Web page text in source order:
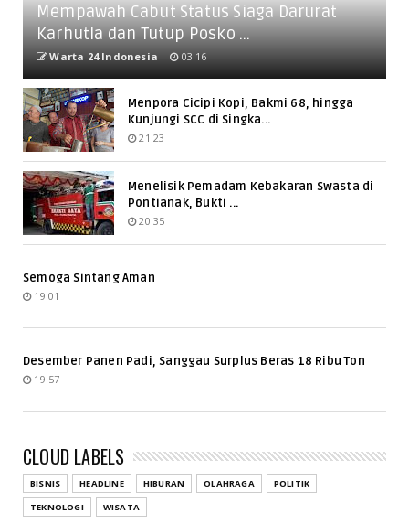
Mempawah Cabut Status Siaga Darurat
Karhutla dan Tutup Posko ...
Warta 24 Indonesia 03.16
Menpora Cicipi Kopi, Bakmi 68, hingga
Kunjungi SCC di Singka...
21.23
Menelisik Pemadam Kebakaran Swasta di
Pontianak, Bukti ...
20.35
Semoga Sintang Aman
19.01
Desember Panen Padi, Sanggau Surplus Beras 18 Ribu Ton
19.57
CLOUD LABELS
BISNIS HEADLINE HIBURAN OLAHRAGA
POLITIK
TEKNOLOGI
WISATA